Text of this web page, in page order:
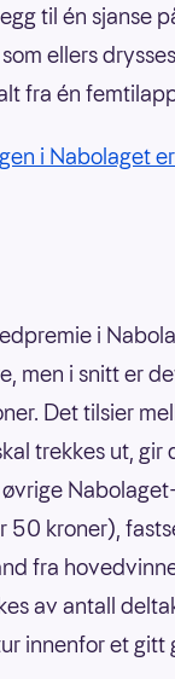
til én sjanse
ellers
fra én
i Nabolaget
i
men i snitt er
Det tilsier
trekkes ut,
kroner),
fra
av antall
innenfor et gitt